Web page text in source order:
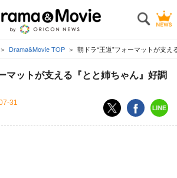
Drama&Movie TOP 朝ドラ“王道”フォーマットが支
マットが支える『とと姉ちゃん』好調
31